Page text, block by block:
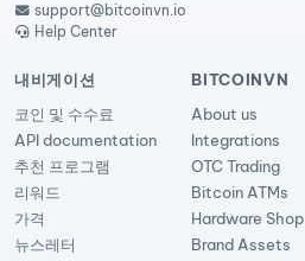
support@bitcoinvn.io
Help Center
내비게이션
코인 및 수수료
API documentation
추천 프로그램
리워드
가격
뉴스레터
BITCOINVN
About us
Integrations
OTC Trading
Bitcoin ATMs
Hardware Shop
Brand Assets